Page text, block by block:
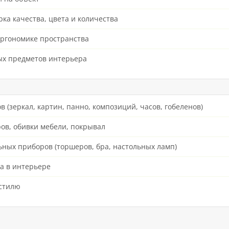
качества, цвета и количества
пространства
предметов интерьера
(зеркал, картин, панно, композиций, часов, гобеленов)
обивки мебели, покрывал
приборов (торшеров, бра, настольных ламп)
в интерьере